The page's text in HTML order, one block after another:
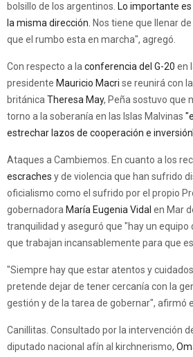
bolsillo de los argentinos. Lo importante
la misma dirección. Nos tiene que llenar
que el rumbo esta en marcha", agregó.
Con respecto a la conferencia del G-20 en
presidente Mauricio Macri se reunirá con
británica Theresa May, Peña sostuvo que
torno a la soberanía en las Islas Malvinas
estrechar lazos de cooperación e
Ataques a Cambiemos. En cuanto a los
escraches y de violencia que han sufrido
oficialismo como el sufrido por el propio
gobernadora María Eugenia Vidal en Mar
tranquilidad y aseguró que "hay un equipo
que trabajan incansablemente para que
"Siempre hay que estar atentos y
pretende dejar de tener cercanía con la
gestión y de la tarea de gobernar", afirmó
Canillitas. Consultado por la intervención
diputado nacional afín al kirchnerismo,